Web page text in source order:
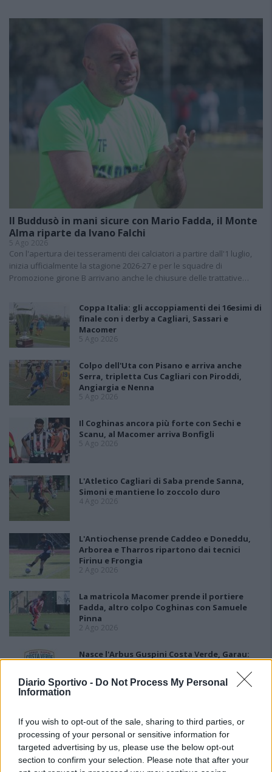
Diario Sportivo - Do Not Process My Personal
Information
If you wish to opt-out of the sale, sharing to third parties, or
processing of your personal or sensitive information for
targeted advertising by us, please use the below opt-out
section to confirm your selection. Please note that after your
Il Buddusò in mani sicure con Mario Fadda, il Monte
Alma riparte da Ivano Falchi
5 Ago 2026
Con l'apertura dei tesseramenti dei calciatori a partire dall'1 luglio,
inizia ufficialmente la stagione 2026-27 e per le squadre di
Promozione girone B arrivano anche le chiusure delle trattative…
Coppa Italia: gli accoppiamenti dei 16esimi di
finale con i derby a Cagliari, Sassari e
Macomer
5 Ago 2026
Colpo dell'Uta con Pisano e arriva anche
Serra, tripletta Cus Cagliari con Piroddi,
Angiargia e Nenna
5 Ago 2026
Il Coghinas ancora più forte con Sechi e
Scanu, al Macomer arriva Bonfigli
5 Ago 2026
L'Atletico Cagliari di Saba prende Sanna,
Simoni e mantiene lo zoccolo duro
4 Ago 2026
L'Antiochense prende Caddeo e Doneddu,
Arborea e Tharros ripartono dai tecnici
Firinu e Frongia
2 Ago 2026
La matricola Macomer prende il portiere
Fadda, altro colpo Coghinas con Samuele
Pinna
2 Ago 2026
Nasce l'Arbus Guspini Costa Verde, Garau:
l’intero territorio»
31 Lug 2026
28 Lug 2026